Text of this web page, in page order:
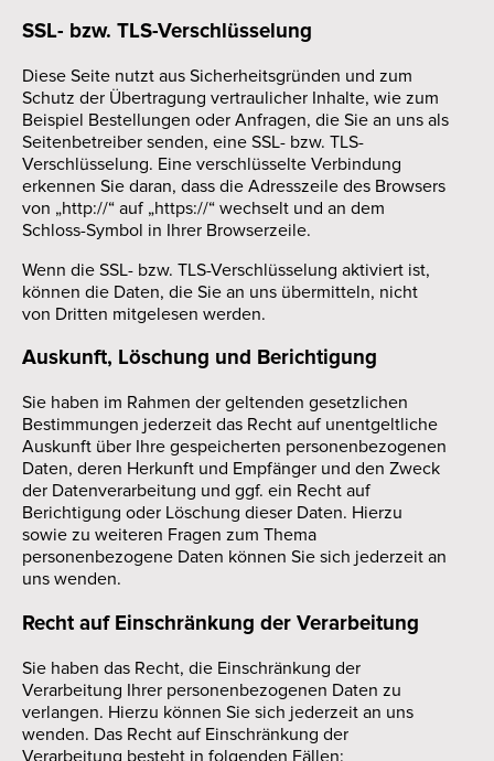
SSL- bzw. TLS-Verschlüsselung
Diese Seite nutzt aus Sicherheitsgründen und zum
Schutz der Übertragung vertraulicher Inhalte, wie zum
Beispiel Bestellungen oder Anfragen, die Sie an uns als
Seitenbetreiber senden, eine SSL- bzw. TLS-
Verschlüsselung. Eine verschlüsselte Verbindung
erkennen Sie daran, dass die Adresszeile des Browsers
von „http://“ auf „https://“ wechselt und an dem
Schloss-Symbol in Ihrer Browserzeile.
Wenn die SSL- bzw. TLS-Verschlüsselung aktiviert ist,
können die Daten, die Sie an uns übermitteln, nicht
von Dritten mitgelesen werden.
Auskunft, Löschung und Berichtigung
Sie haben im Rahmen der geltenden gesetzlichen
Bestimmungen jederzeit das Recht auf unentgeltliche
Auskunft über Ihre gespeicherten personenbezogenen
Daten, deren Herkunft und Empfänger und den Zweck
der Datenverarbeitung und ggf. ein Recht auf
Berichtigung oder Löschung dieser Daten. Hierzu
sowie zu weiteren Fragen zum Thema
personenbezogene Daten können Sie sich jederzeit an
uns wenden.
Recht auf Einschränkung der Verarbeitung
Sie haben das Recht, die Einschränkung der
Verarbeitung Ihrer personenbezogenen Daten zu
verlangen. Hierzu können Sie sich jederzeit an uns
wenden. Das Recht auf Einschränkung der
Verarbeitung besteht in folgenden Fällen: